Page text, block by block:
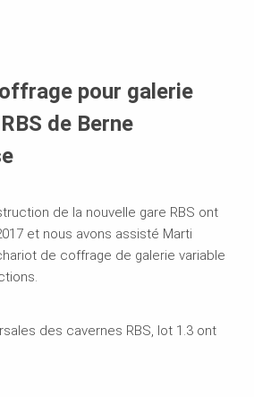
pour galerie
de Berne
de la nouvelle gare RBS ont
et nous avons assisté Marti
de coffrage de galerie variable
des cavernes RBS, lot 1.3 ont